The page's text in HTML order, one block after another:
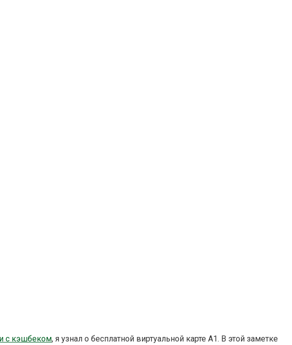
с кэшбеком, я узнал о бесплатной виртуальной карте А1. В этой заметке